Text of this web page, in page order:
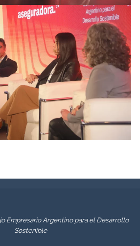
Empresario Argentino para el Desarrollo
Sostenible